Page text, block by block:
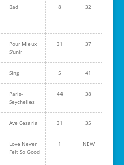
Bad 8 32
Pour Mieux
S'unir
31 37
Sing 5 41
Paris-
Seychelles
44 38
Ave Cesaria 31 35
Love Never
Felt So Good
1 NEW